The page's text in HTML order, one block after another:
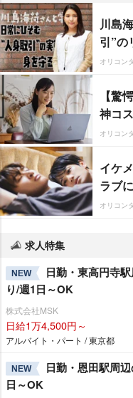
川島
引”の
オリコン
【驚
神コ
オリコン
イケ
ラブ
オリコン
求人特集
NEW
日勤・東高円寺
り/週1日～OK
株式会社MSK
日給1万4,500円～
アルバイト・パート / 東京都
NEW
日勤・恩田駅周
日～OK